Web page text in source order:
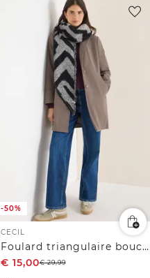
-50%
CECIL
Foulard triangulaire bouclé
€ 15,00€29,99